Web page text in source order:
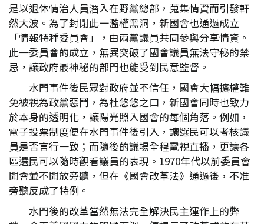
是以退休情治人員潛入在野黨總部，蒐集情資而引發軒
然大波。為了封閉此一濫權黑洞，新國會也通過成立
「情報特種委員會」，由兩黨議員共同參與分享情資。
此一委員會的成立，無異突破了國會議員無法守秘的禁
忌，讓政府最神秘的部門也能受到民意監督。
水門事件後民眾對政府並不信任，國會大幅擴權難
免被視為政黨惡鬥，為杜悠悠之口，新國會同時也致力
於本身的透明化，讓陽光照入國會的每個角落。例如，
電子投票制度便在水門事件後引入，讓選民可以考核議
員是否言行一致；而隨後的議場全程電視直播，更讓各
區選民可以隨時觀看議員的表現。1970年代以前委員會
開會並不開放旁聽，但在《國會改革法》通過後，不准
旁聽反成了特例。
水門後的改革當然無法完全解決民主運作上的弊